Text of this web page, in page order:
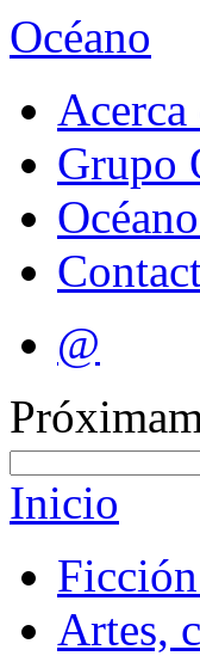
Océano
Acerca
Grupo
@
Inicio
Artes,